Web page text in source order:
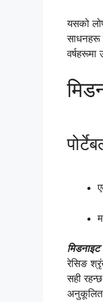
यसको
साधनहरू
वर्षहरूमा
रेसिङ
सही रहन्छ
अनुकूलित